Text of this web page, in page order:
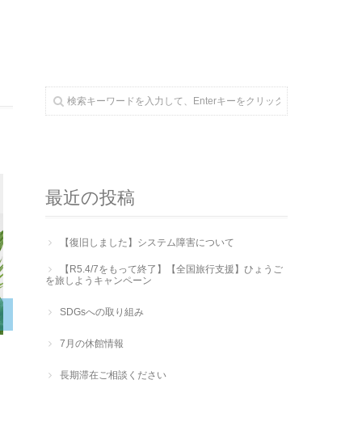
最近の投稿
【復旧しました】システム障害について
【R5.4/7をもって終了】【全国旅行支援】ひょうご
を旅しようキャンペーン
SDGsへの取り組み
7月の休館情報
長期滞在ご相談ください